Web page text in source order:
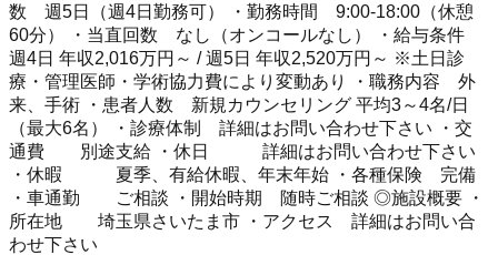
数 週5日（週4日勤務可） ・勤務時間 9:00-18:00（休憩
60分） ・当直回数 なし（オンコールなし） ・給与条件
週4日 年収2,016万円～ / 週5日 年収2,520万円～ ※土日診
療・管理医師・学術協力費により変動あり ・職務内容 外
来、手術 ・患者人数 新規カウンセリング 平均3～4名/日
（最大6名） ・診療体制 詳細はお問い合わせ下さい ・交
通費 別途支給 ・休日 詳細はお問い合わせ下さい
・休暇 夏季、有給休暇、年末年始 ・各種保険 完備
・車通勤 ご相談 ・開始時期 随時ご相談 ◎施設概要 ・
所在地 埼玉県さいたま市 ・アクセス 詳細はお問い合
わせ下さい